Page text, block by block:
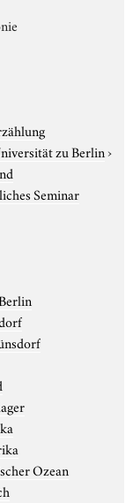
zu Berlin›
Seminar
Ozean